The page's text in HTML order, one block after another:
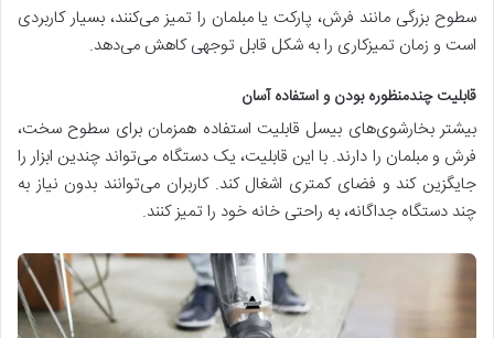
سطوح بزرگی مانند فرش، پارکت یا مبلمان را تمیز می‌کنند، بسیار کاربردی
است و زمان تمیزکاری را به شکل قابل توجهی کاهش می‌دهد.
قابلیت چندمنظوره بودن و استفاده آسان
بیشتر بخارشوی‌های بیسل قابلیت استفاده همزمان برای سطوح سخت،
فرش و مبلمان را دارند. با این قابلیت، یک دستگاه می‌تواند چندین ابزار را
جایگزین کند و فضای کمتری اشغال کند. کاربران می‌توانند بدون نیاز به
چند دستگاه جداگانه، به راحتی خانه خود را تمیز کنند.